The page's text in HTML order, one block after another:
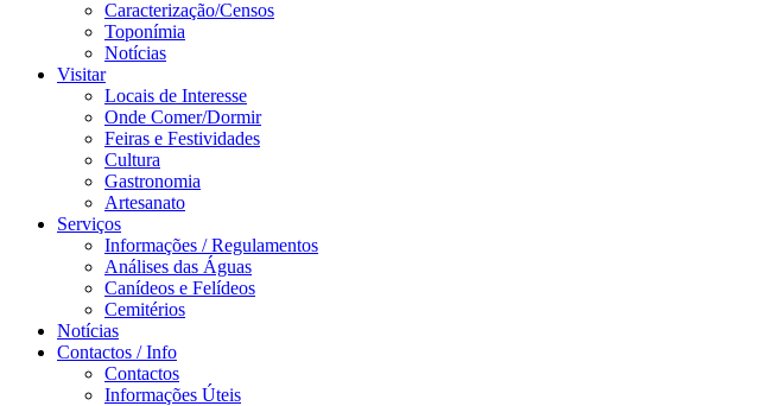
Caracterização/Censos
Toponímia
Notícias
Visitar
Locais de Interesse
Onde Comer/Dormir
Feiras e Festividades
Cultura
Gastronomia
Artesanato
Serviços
Informações / Regulamentos
Análises das Águas
Canídeos e Felídeos
Cemitérios
Notícias
Contactos / Info
Contactos
Informações Úteis